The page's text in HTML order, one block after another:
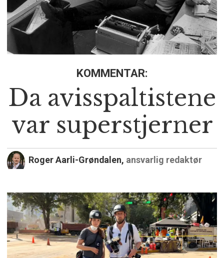
KOMMENTAR:
Da avisspaltistene
var superstjerner
Roger Aarli-Grøndalen, ansvarlig redaktør